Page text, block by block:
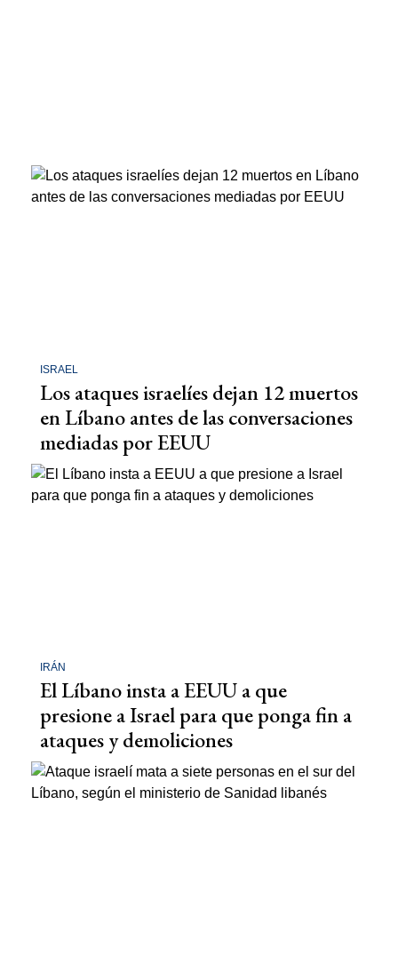
ISRAEL
Los ataques israelíes dejan 12 muertos
en Líbano antes de las conversaciones
mediadas por EEUU
IRÁN
El Líbano insta a EEUU a que
presione a Israel para que ponga fin a
ataques y demoliciones